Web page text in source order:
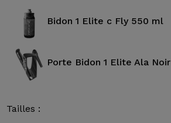
Bidon 1 Elite c Fly 550 ml
Porte Bidon 1 Elite Ala Noir
Tailles :